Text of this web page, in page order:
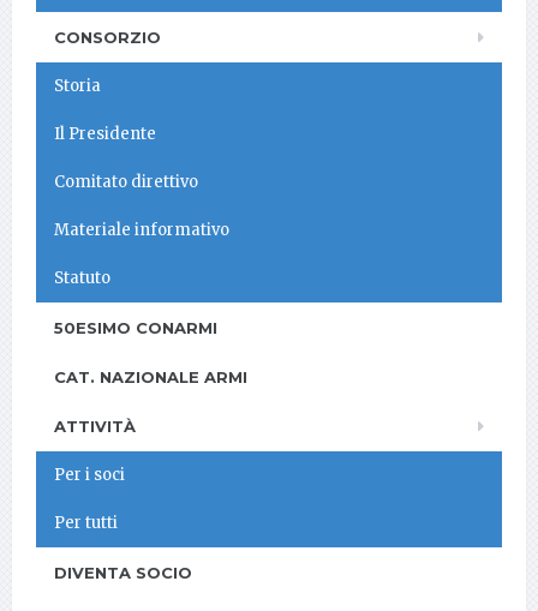
CONSORZIO
Storia
Il Presidente
Comitato direttivo
Materiale informativo
Statuto
50ESIMO CONARMI
CAT. NAZIONALE ARMI
ATTIVITÀ
Per i soci
Per tutti
DIVENTA SOCIO